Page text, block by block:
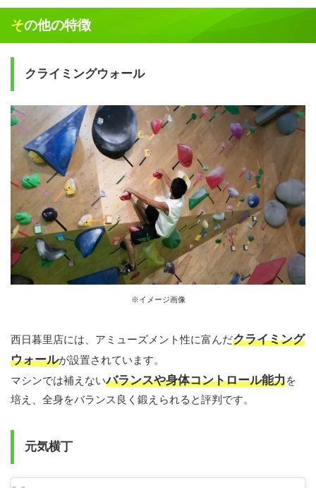
その他の特徴
クライミングウォール
※イメージ画像
西日暮里店には、アミューズメント性に富んだクライミング
ウォールが設置されています。
マシンでは補えないバランスや身体コントロール能力を
培え、全身をバランス良く鍛えられると評判です。
元気横丁